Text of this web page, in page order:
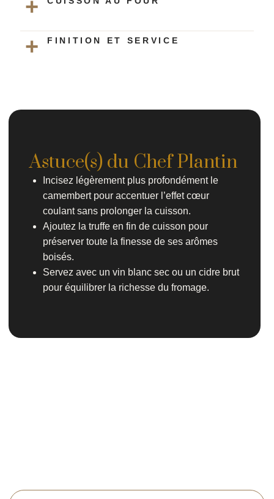
FINITION ET SERVICE
Astuce(s) du Chef Plantin
Incisez légèrement plus profondément le
camembert pour accentuer l’effet cœur
coulant sans prolonger la cuisson.
Ajoutez la truffe en fin de cuisson pour
préserver toute la finesse de ses arômes
boisés.
Servez avec un vin blanc sec ou un cidre brut
pour équilibrer la richesse du fromage.